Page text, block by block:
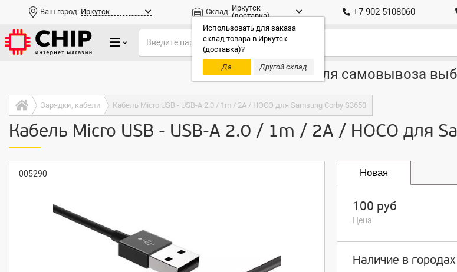
Ваш город: Иркутск Склад: Иркутск
(доставка)
Использовать для заказа
склад товара в Иркутск
(доставка)?
Да
Другой склад
+7 902 5108060
Только доставка, для самовывоза
Зарядки, кабели Кабель Micro USB - USB-A 2.0 / 1m / 2A / HOCO для Samsung Corby S3650
Кабель Micro USB - USB-A 2.0 / 1m / 2A / HOCO для
005290 Новая
100 руб
Цена
Наличие в городах